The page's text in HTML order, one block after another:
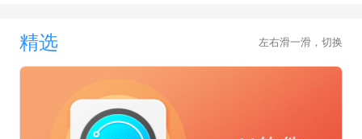
精选 左右滑一滑，切换